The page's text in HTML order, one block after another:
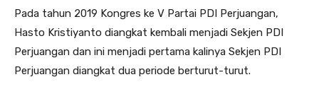
Pada tahun 2019 Kongres ke V Partai PDI Perjuangan,
Hasto Kristiyanto diangkat kembali menjadi Sekjen PDI
Perjuangan dan ini menjadi pertama kalinya Sekjen PDI
Perjuangan diangkat dua periode berturut-turut.